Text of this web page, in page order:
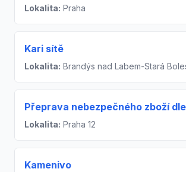
Lokalita: Praha
Kari sítě
Lokalita: Brandýs nad Labem-Stará
Přeprava nebezpečného zboží
Lokalita: Praha 12
Kamenivo